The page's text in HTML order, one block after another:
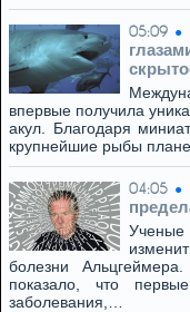
05:09
впервые получила
акул. Благодаря
крупнейшие рыбы
04:05
болезни
показало, что
заболевания,…